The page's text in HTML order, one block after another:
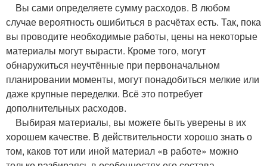
Вы сами определяете сумму расходов. В любом
случае вероятность ошибиться в расчётах есть. Так, пока
вы проводите необходимые работы, цены на некоторые
материалы могут вырасти. Кроме того, могут
обнаружиться неучтённые при первоначальном
планировании моменты, могут понадобиться мелкие или
даже крупные переделки. Всё это потребует
дополнительных расходов.
Выбирая материалы, вы можете быть уверены в их
хорошем качестве. В действительности хорошо знать о
том, каков тот или иной материал «в работе» можно